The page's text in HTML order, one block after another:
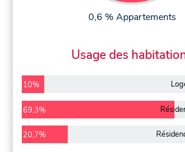
0,6 % Appartements
Usage des
10%
69,3%
20,7%